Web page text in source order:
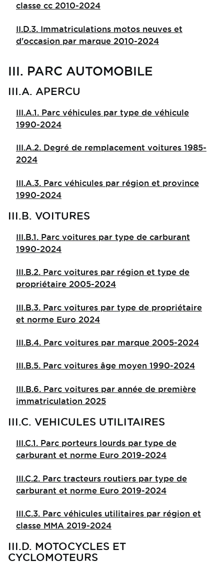
classe cc 2010-2024
II.D.3. Immatriculations motos neuves et
d'occasion par marque 2010-2024
III. PARC AUTOMOBILE
III.A. APERCU
III.A.1. Parc véhicules par type de véhicule
1990-2024
III.A.2. Degré de remplacement voitures 1985-
2024
III.A.3. Parc véhicules par région et province
1990-2024
III.B. VOITURES
III.B.1. Parc voitures par type de carburant
1990-2024
III.B.2. Parc voitures par région et type de
propriétaire 2005-2024
III.B.3. Parc voitures par type de propriétaire
et norme Euro 2024
III.B.4. Parc voitures par marque 2005-2024
III.B.5. Parc voitures âge moyen 1990-2024
III.B.6. Parc voitures par année de première
immatriculation 2025
III.C. VEHICULES UTILITAIRES
III.C.1. Parc porteurs lourds par type de
carburant et norme Euro 2019-2024
III.C.2. Parc tracteurs routiers par type de
carburant et norme Euro 2019-2024
III.C.3. Parc véhicules utilitaires par région et
classe MMA 2019-2024
III.D. MOTOCYCLES ET
CYCLOMOTEURS